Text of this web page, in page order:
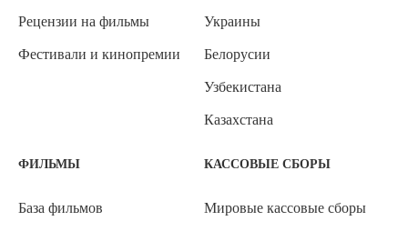
Рецензии на фильмы
Фестивали и кинопремии
Украины
Белорусии
Узбекистана
Казахстана
ФИЛЬМЫ
База фильмов
КАССОВЫЕ СБОРЫ
Мировые кассовые сборы